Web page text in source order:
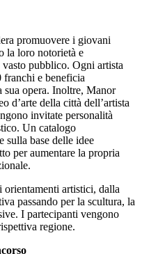
promuovere i giovani
la loro notorietà e
pubblico. Ogni artista
franchi e beneficia
sua opera. Inoltre, Manor
d’arte della città dell’artista
invitate personalità
Un catalogo
sulla base delle idee
per aumentare la propria
artistici, dalla
passando per la scultura, la
I partecipanti vengono
regione.